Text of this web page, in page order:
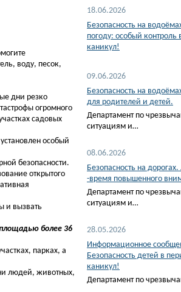
воду, песок,
дни резко
огромного
садовых
особый
безопасности.
открытого
и вызвать
более 36
парках, а
людей, животных,
18.06.2026
Безопасность на
погоду: особый контроль
каникул!
09.06.2026
Безопасность на
для родителей и детей.
Департамент по
ситуациям и…
08.06.2026
Безопасность на дорогах.
-время повышенного
Департамент по
ситуациям и…
28.05.2026
Информационное
Безопасность детей в
каникул!
Департамент по